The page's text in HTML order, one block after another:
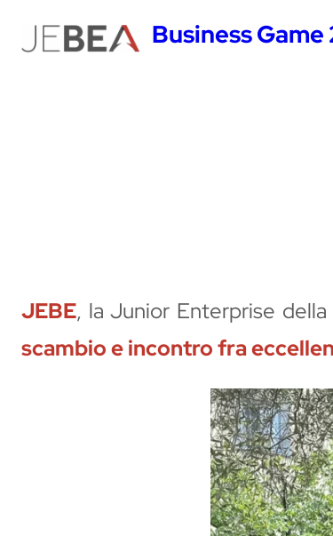
Business Game
JEBE, la Junior Enterprise
scambio e incontro fra